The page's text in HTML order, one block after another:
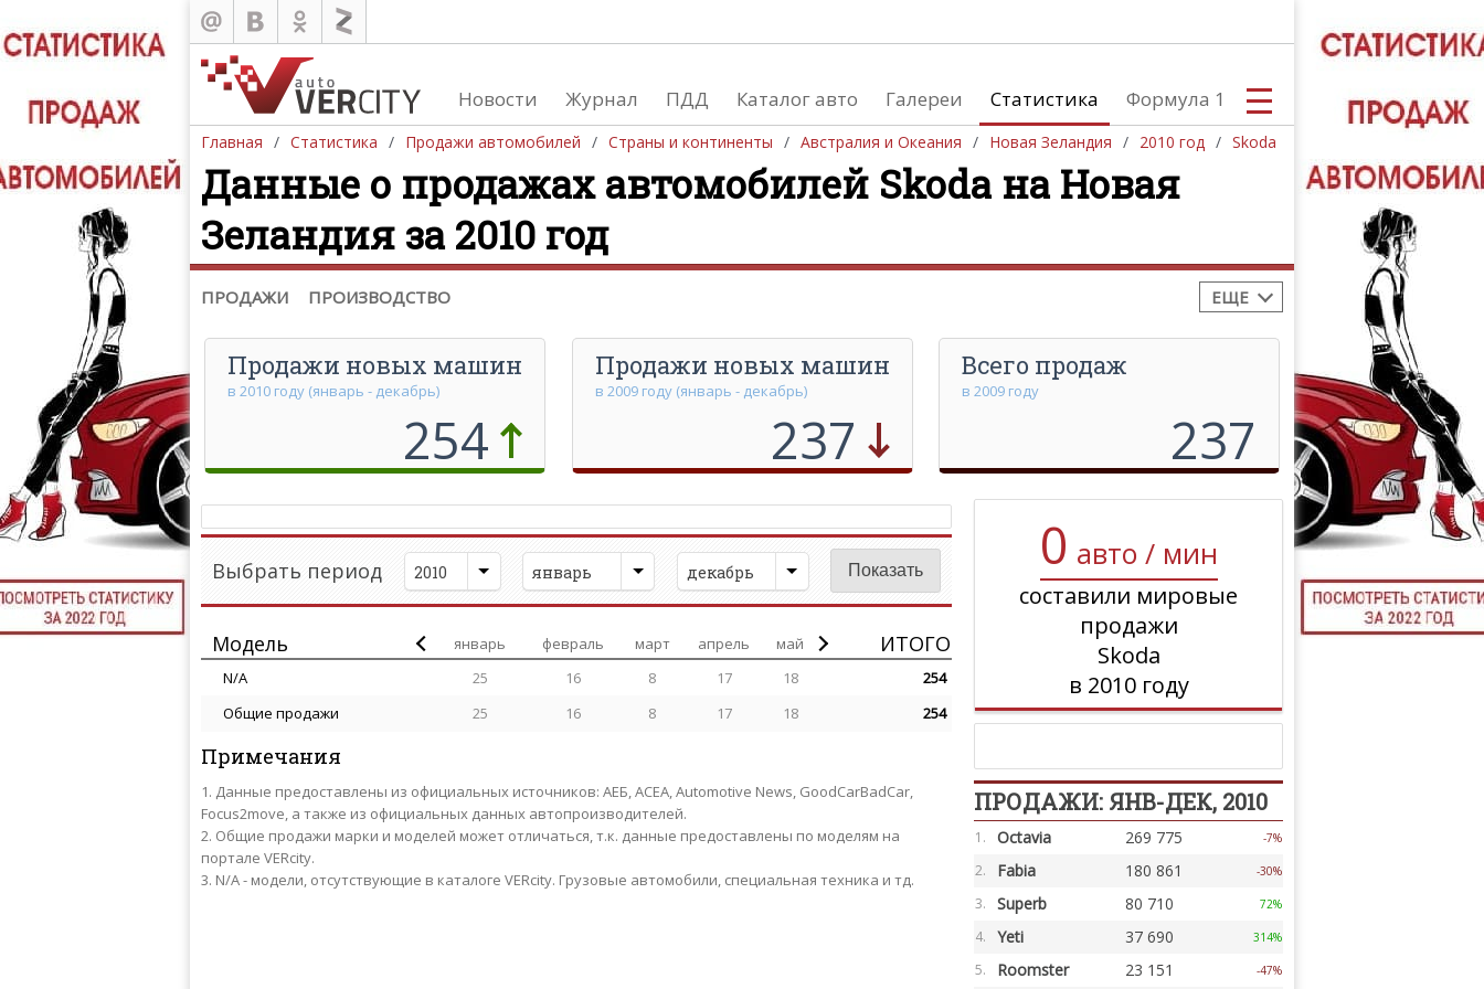
Новости Журнал ПДД Каталог авто Галереи Статистика Формула 1
ТЮНИНГ
ТЮНИНГ
Главная Статистика Продажи автомобилей Страны и континенты Австралия и Океания Новая Зеландия 2010 год Skoda
Данные о продажах автомобилей Skoda на Новая
Зеландия за 2010 год
ПРОДАЖИ ПРОИЗВОДСТВО ЕЩЕ
Продажа автомобилей
Европа
Азия
Северная Америка
Южная Америка
Африка
Производство автомобилей
Азия
Африка
Австралия и Океания
Продажи новых машин
в 2010 году (январь - декабрь)
254
Продажи новых машин
в 2009 году (январь - декабрь)
237
Всего продаж
в 2009 году
237
Выбрать период 2010 январь декабрь
Модель январь февраль март апрель май ИТОГО
N/A 25 16 8 17 18
254
Общие продажи
25 16 8 17 18 254
Примечания
Данные предоставлены из официальных источников: АЕБ, АСЕА, Automotive News, GoodCarBadCar,
Focus2move, а также из официальных данных автопроизводителей.
Общие продажи марки и моделей может отличаться, т.к. данные предоставлены по моделям на
портале VERcity.
N/A - модели, отсутствующие в каталоге VERcity. Грузовые автомобили, специальная техника и тд.
0 авто / мин
составили мировые
продажи
Skoda
в 2010 году
ПРОДАЖИ: ЯНВ-ДЕК, 2010
1. Octavia 269 775 -7%
2. Fabia 180 861 -30%
3. Superb 80 710 72%
4. Yeti 37 690 314%
5. Roomster 23 151 -47%